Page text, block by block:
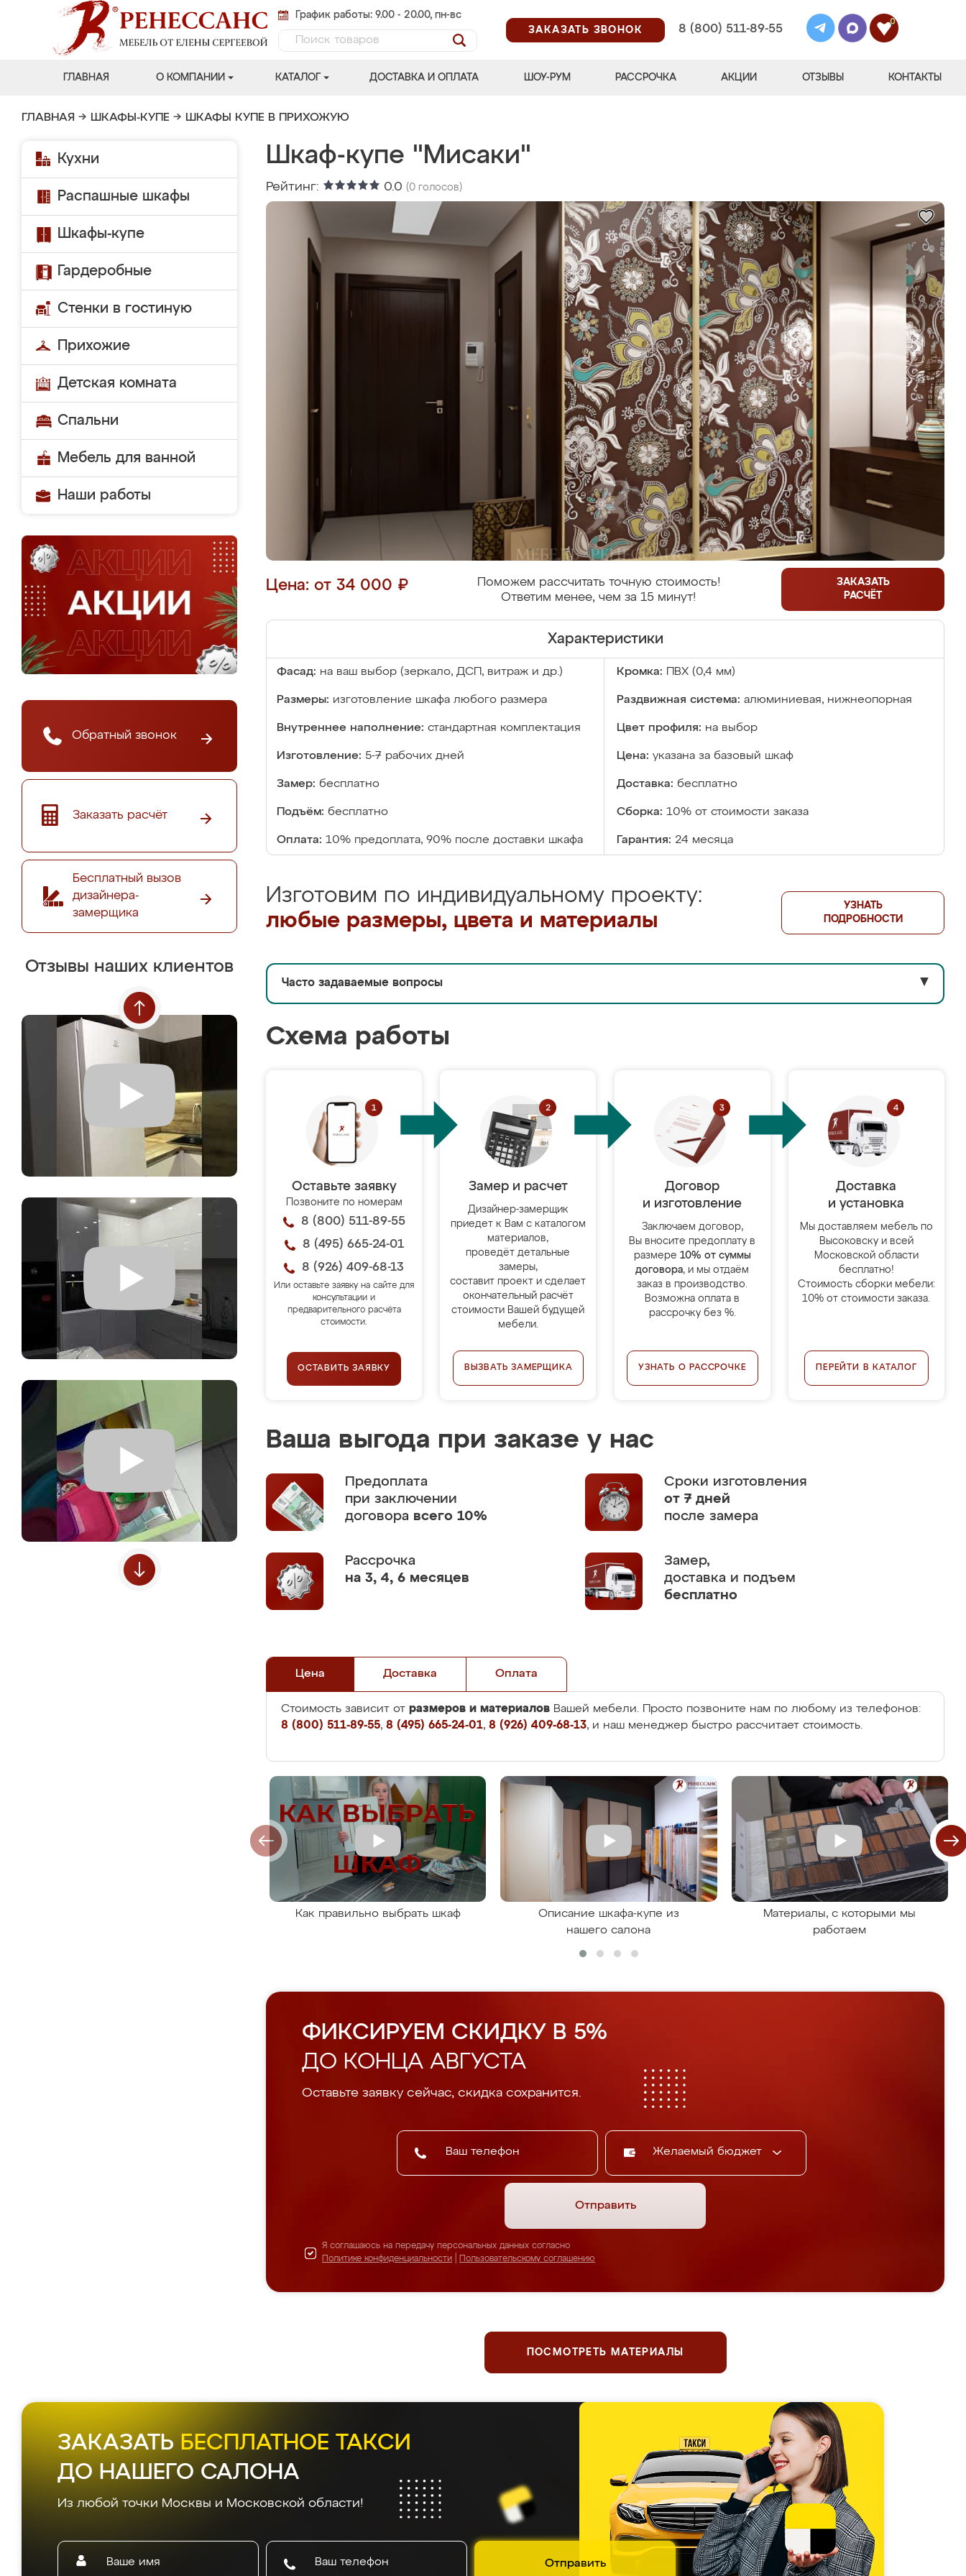
График работы: 9.00 - 20.00, пн-вс
ЗАКАЗАТЬ ЗВОНОК
8 (800) 511-89-55
0
ГЛАВНАЯ О КОМПАНИИ КАТАЛОГ ДОСТАВКА И ОПЛАТА ШОУ-РУМ РАССРОЧКА АКЦИИ ОТЗЫВЫ КОНТАКТЫ
ГЛАВНАЯ → ШКАФЫ-КУПЕ → ШКАФЫ КУПЕ В ПРИХОЖУЮ
Кухни
Распашные шкафы
Шкафы-купе
Гардеробные
Стенки в гостиную
Прихожие
Детская комната
Спальни
Мебель для ванной
Наши работы
Обратный звонок
Заказать расчёт
Бесплатный вызов
дизайнера-
замерщика
Отзывы наших клиентов
Шкаф-купе "Мисаки"
Рейтинг: 0.0 (0 голосов)
Цена: от 34 000 ₽
Поможем рассчитать точную стоимость!
Ответим менее, чем за 15 минут!
ЗАКАЗАТЬ
РАСЧЁТ
Характеристики
Фасад: на ваш выбор (зеркало, ДСП, витраж и др.) Кромка: ПВХ (0,4 мм)
Размеры: изготовление шкафа любого размера Раздвижная система: алюминиевая, нижнеопорная
Внутреннее наполнение: стандартная комплектация Цвет профиля: на выбор
Изготовление: 5-7 рабочих дней Цена: указана за базовый шкаф
Замер: бесплатно Доставка: бесплатно
Подъём: бесплатно Сборка: 10% от стоимости заказа
Оплата: 10% предоплата, 90% после доставки шкафа Гарантия: 24 месяца
Изготовим по индивидуальному проекту:
любые размеры, цвета и материалы
УЗНАТЬ
ПОДРОБНОСТИ
Часто задаваемые вопросы ▼
Схема работы
Оставьте заявку
Позвоните по номерам
8 (800) 511-89-55
8 (495) 665-24-01
8 (926) 409-68-13
Или оставьте заявку на сайте для
консультации и
предварительного расчёта
стоимости.
ОСТАВИТЬ ЗАЯВКУ
Замер и расчет
Дизайнер-замерщик
приедет к Вам с каталогом
материалов,
проведёт детальные
замеры,
составит проект и сделает
окончательный расчёт
стоимости Вашей будущей
мебели.
ВЫЗВАТЬ ЗАМЕРЩИКА
Договор
и изготовление
Заключаем договор,
Вы вносите предоплату в
размере 10% от суммы
договора, и мы отдаём
заказ в производство.
Возможна оплата в
рассрочку без %.
УЗНАТЬ О РАССРОЧКЕ
Доставка
и установка
Мы доставляем мебель по
Высоковску и всей
Московской области
бесплатно!
Стоимость сборки мебели:
10% от стоимости заказа.
ПЕРЕЙТИ В КАТАЛОГ
Ваша выгода при заказе у нас
Предоплата
при заключении
договора всего 10%
Сроки изготовления
от 7 дней
после замера
Рассрочка
на 3, 4, 6 месяцев
Замер,
доставка и подъем
бесплатно
Цена Доставка Оплата
Стоимость зависит от размеров и материалов Вашей мебели. Просто позвоните нам по любому из телефонов:
8 (800) 511-89-55, 8 (495) 665-24-01, 8 (926) 409-68-13, и наш менеджер быстро рассчитает стоимость.
Как правильно выбрать шкаф
Описание шкафа-купе из
нашего салона
Материалы, с которыми мы
работаем
ФИКСИРУЕМ СКИДКУ В 5%
ДО КОНЦА АВГУСТА
Оставьте заявку сейчас, скидка сохранится.
Желаемый бюджет
Отправить
Я соглашаюсь на передачу персональных данных согласно
Политике конфиденциальности
Пользовательскому соглашению
ПОСМОТРЕТЬ МАТЕРИАЛЫ
Держим планку серьезнее, чем чемпионы по фигурному
5.0 4.9 5.0 5.0 5.0 5.0
5.0 из 5 Оставить отзыв